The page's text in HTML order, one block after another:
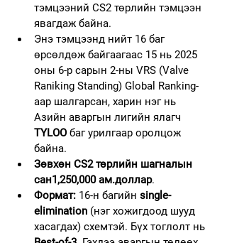
тэмцээний CS2 төрлийн тэмцээн
явагдаж байна.
Энэ тэмцээнд нийт 16 баг
өрсөлдөж байгаагаас 15 нь 2025
оны 6-р сарын 2-ны VRS (Valve
Raniking Standing) Global Ranking-
аар шалгарсан, харин нэг нь
Азийн аваргын лигийн ялагч
TYLOO баг урилгаар оролцож
байна.
Зөвхөн CS2 төрлийн шагналын
сан1,250,000 ам.доллар.
Формат: 16-н багийн single-
elimination (нэг хожигдоод шууд
хасагдах) схемтэй. Бүх тоглолт нь